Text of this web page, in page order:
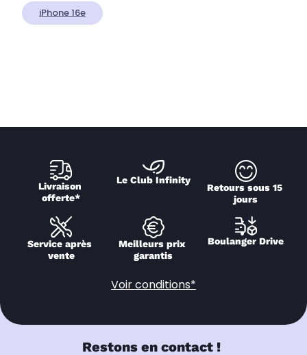
iPhone 16e
Livraison
offerte*
Le Club Infinity
Retours sous 15
jours
Service après
vente
Meilleurs prix
garantis
Boulanger Drive
Voir conditions*
Restons en contact !